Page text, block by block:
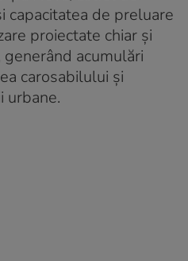
capacitatea de preluare
proiectate chiar şi
acumulări
carosabilului şi
urbane.